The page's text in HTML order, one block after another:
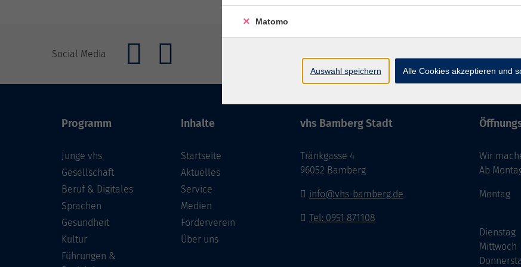
Social Media
Programm
Junge vhs
Gesellschaft
Beruf & Digitales
Sprachen
Gesundheit
Kultur
Führungen &
Inhalte
Startseite
Aktuelles
Service
Medien
Förderverein
Über uns
vhs Bamberg Stadt
Tränkgasse 4
96052 Bamberg
info@vhs-bamberg.de
Tel: 0951 871108
Wir
Ab
Montag
Dienstag
Mittwoch
Matomo
Auswahl speichern Alle Cookies akzeptieren und